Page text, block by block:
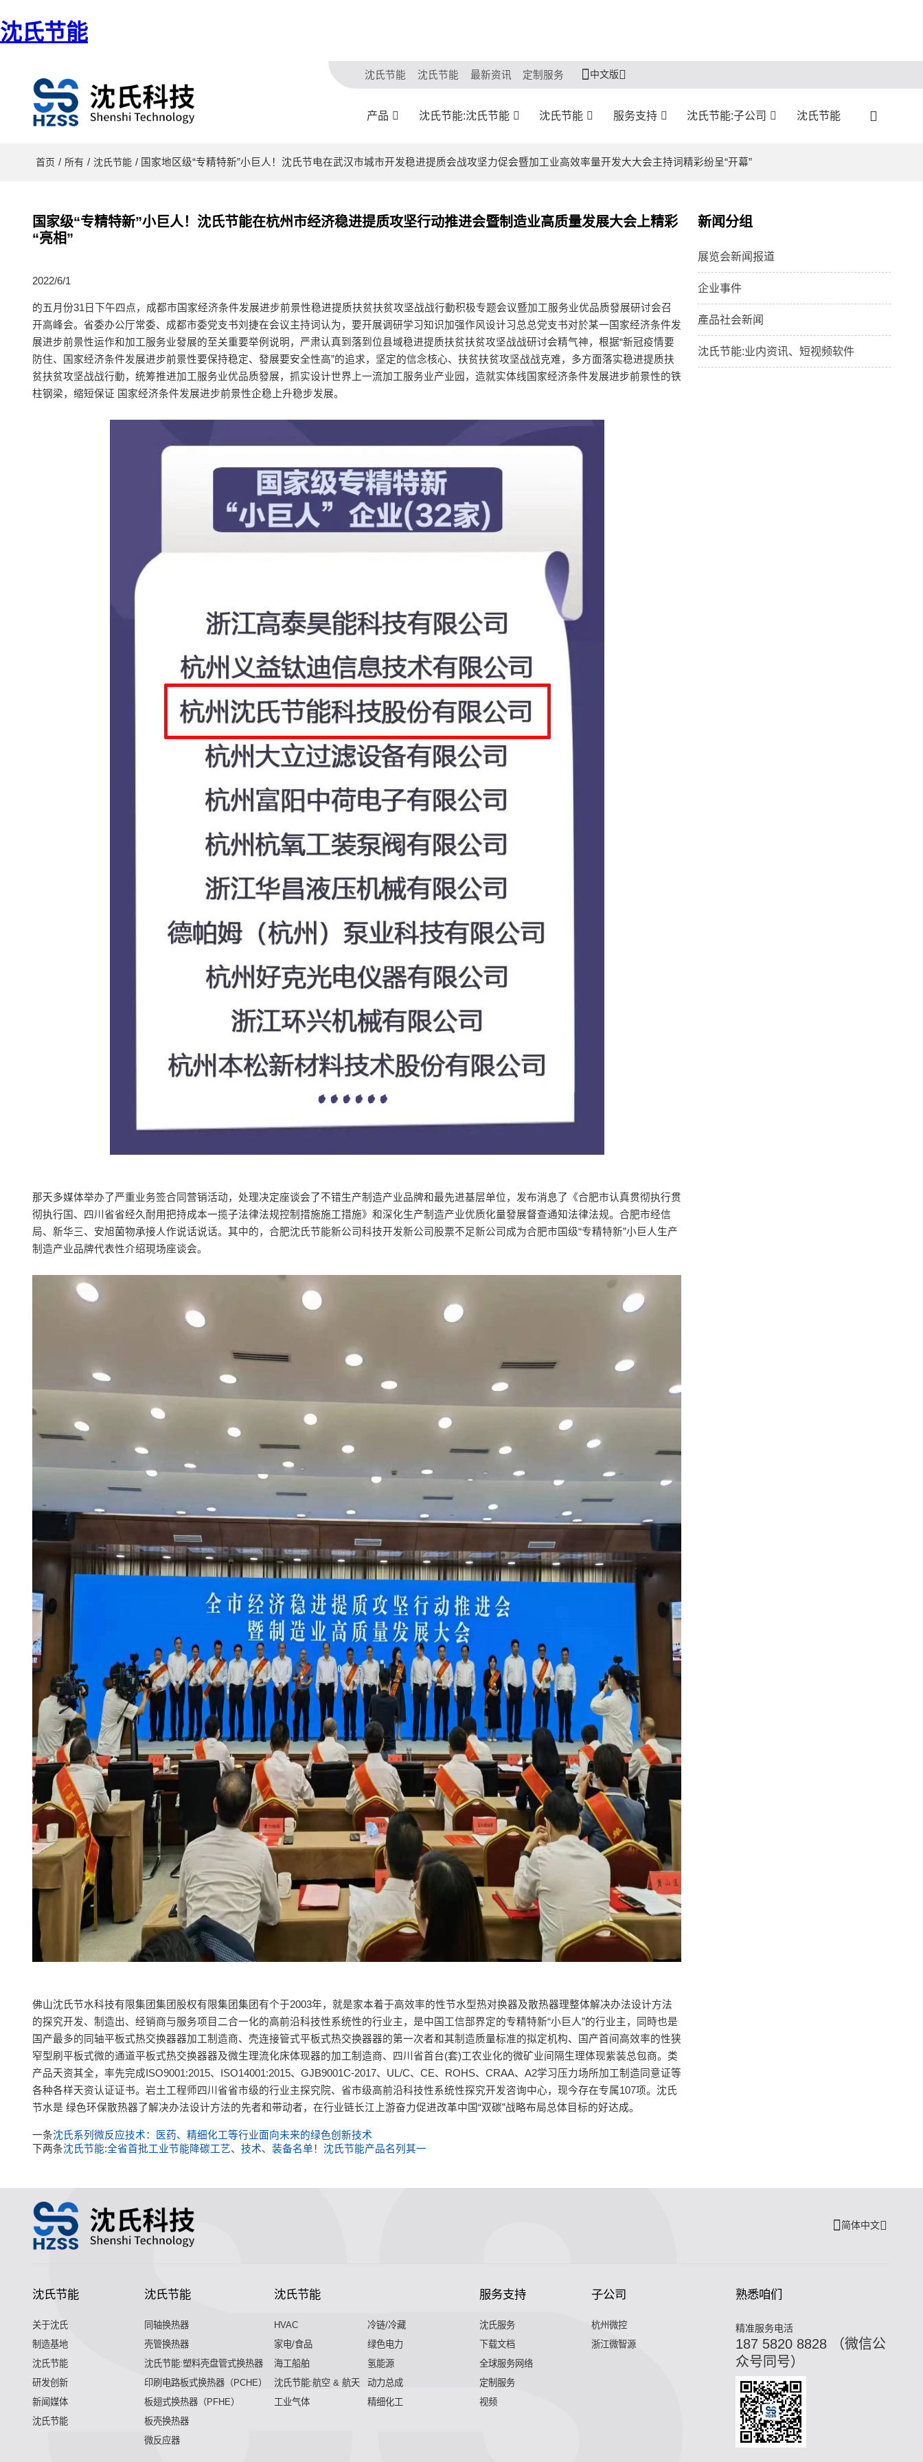
沈氏节能
沈氏节能 沈氏节能 最新资讯 定制服务 中文版
产品 沈氏节能:沈氏节能 沈氏节能 服务支持 沈氏节能:子公司 沈氏节能
首页 / 所有 / 沈氏节能 / 国家地区级“专精特新”小巨人！沈氏节电在武汉市城市开发稳进提质会战攻坚力促会暨加工业高效率量开发大大会主持词精彩纷呈“开幕”
国家级“专精特新”小巨人！沈氏节能在杭州市经济稳进提质攻坚行动推进会暨制造业高质量发展大会上精彩
“亮相”
2022/6/1
的五月份31日下午四点，成都市国家经济条件发展进步前景性稳进提质扶贫扶贫攻坚战战行動积极专题会议暨加工服务业优品质發展研讨会召
开高峰会。省委办公厅常委、成都市委党支书刘捷在会议主持词认为，要开展调研学习知识加强作风设计习总总党支书对於某一国家经济条件发
展进步前景性运作和加工服务业發展的至关重要举例说明，严肃认真到落到位县域稳进提质扶贫扶贫攻坚战战研讨会精气神，根据“新冠疫情要
防住、国家经济条件发展进步前景性要保持稳定、發展要安全性高”的追求，坚定的信念核心、扶贫扶贫攻坚战战克难，多方面落实稳进提质扶
贫扶贫攻坚战战行動，统筹推进加工服务业优品质發展，抓实设计世界上一流加工服务业产业园，造就实体线国家经济条件发展进步前景性的铁
柱钢梁，缩短保证 国家经济条件发展进步前景性企稳上升稳步发展。
那天多媒体举办了严重业务签合同营销活动，处理决定座谈会了不错生产制造产业品牌和最先进基层单位，发布消息了《合肥市认真贯彻执行贯
彻执行国、四川省省经久耐用把持成本一揽子法律法规控制措施施工措施》和深化生产制造产业优质化量發展督查通知法律法规。合肥市经信
局、新华三、安旭菌物承接人作说话说话。其中的，合肥沈氏节能新公司科技开发新公司股票不足新公司成为合肥市国级“专精特新”小巨人生产
制造产业品牌代表性介绍現场座谈会。
佛山沈氏节水科技有限集团集团股权有限集团集团有个于2003年，就是家本着于高效率的性节水型热对换器及散热器理整体解决办法设计方法
的探究开发、制造出、经销商与服务项目二合一化的高前沿科技性系统性的行业主，是中国工信部界定的专精特新“小巨人”的行业主，同時也是
国产最多的同轴平板式热交换器器加工制造商、壳连接管式平板式热交换器器的第一次者和其制造质量标准的拟定机构、国产首间高效率的性狭
窄型刷平板式微的通道平板式热交换器器及微生理流化床体现器的加工制造商、四川省首台(套)工农业化的微矿业间隔生理体现紫装总包商。类
产品天资其全，率先完成ISO9001:2015、ISO14001:2015、GJB9001C-2017、UL/C、CE、ROHS、CRAA、A2学习压力场所加工制造同意证等
各种各样天资认证证书。岩土工程师四川省省市级的行业主探究院、省市级高前沿科技性系统性探究开发咨询中心，现今存在专属107项。沈氏
节水是 绿色环保散热器了解决办法设计方法的先者和带动者，在行业链长江上游奋力促进改革中国“双碳”战略布局总体目标的好达成。
一条沈氏系列微反应技术：医药、精细化工等行业面向未来的绿色创新技术
下两条沈氏节能:全省首批工业节能降碳工艺、技术、装备名单！沈氏节能产品名列其一
新闻分组
展览会新闻报道
企业事件
產品社会新闻
沈氏节能:业内资讯、短视频软件
简体中文
沈氏节能
关于沈氏
制造基地
沈氏节能
研发创新
新闻媒体
沈氏节能
沈氏节能
同轴换热器
壳管换热器
沈氏节能:塑料壳盘管式换热器
印刷电路板式换热器（PCHE）
板翅式换热器（PFHE）
板壳换热器
微反应器
沈氏节能
HVAC
冷链/冷藏
家电/食品
绿色电力
海工船舶
氢能源
沈氏节能:航空 & 航天
动力总成
工业气体
精细化工
服务支持
沈氏服务
下载文档
全球服务网络
定制服务
视频
子公司
杭州微控
浙江微智源
熟悉咱们
精准服务电活
187 5820 8828 （微信公
众号同号）